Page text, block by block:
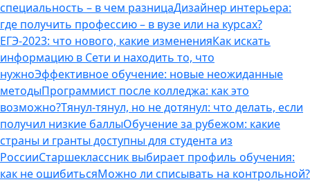
специальность – в чем разницаДизайнер интерьера:
где получить профессию – в вузе или на курсах?
ЕГЭ-2023: что нового, какие измененияКак искать
информацию в Сети и находить то, что
нужноЭффективное обучение: новые неожиданные
методыПрограммист после колледжа: как это
возможно?Тянул-тянул, но не дотянул: что делать, если
получил низкие баллыОбучение за рубежом: какие
страны и гранты доступны для студента из
РоссииСтаршеклассник выбирает профиль обучения:
как не ошибитьсяМожно ли списывать на контрольной?